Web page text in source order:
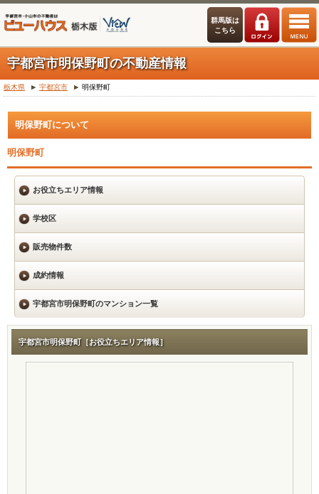
群馬版は
こちら
宇都宮市明保野町の不動産情報
栃木県 宇都宮市 明保野町
明保野町について
明保野町
お役立ちエリア情報
学校区
販売物件数
成約情報
宇都宮市明保野町のマンション一覧
宇都宮市明保野町［お役立ちエリア情報］